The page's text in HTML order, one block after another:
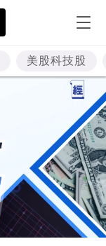
美股科技股